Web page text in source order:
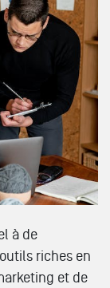
à de
riches en
et de